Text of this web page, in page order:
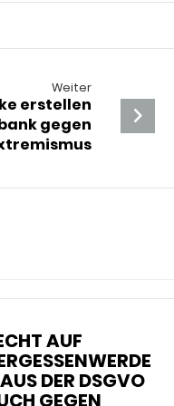
Weiter
erstellen
gegen
AUF
DER DSGVO
GEGEN